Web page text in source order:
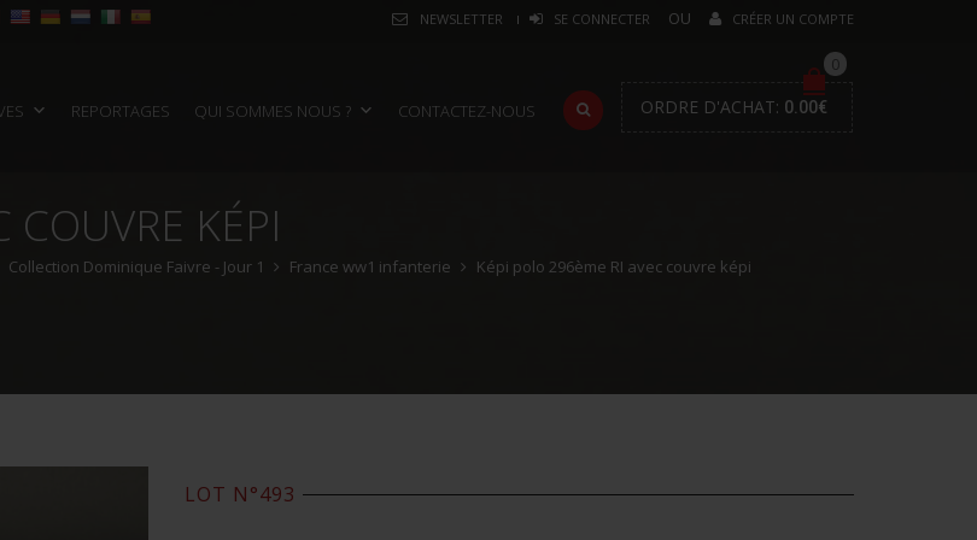
NEWSLETTER SE CONNECTER CRÉER UN COMPTE
REPORTAGES QUI SOMMES NOUS ? CONTACTEZ-NOUS
0
ORDRE D'ACHAT: 0.00€
COUVRE KÉPI
Collection Dominique Faivre - Jour 1 France ww1 infanterie Képi polo 296ème RI avec couvre képi
LOT N°493